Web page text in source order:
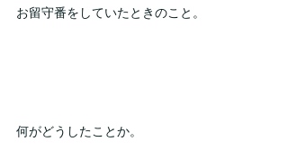
お留守番をしていたときのこと。
何がどうしたことか。